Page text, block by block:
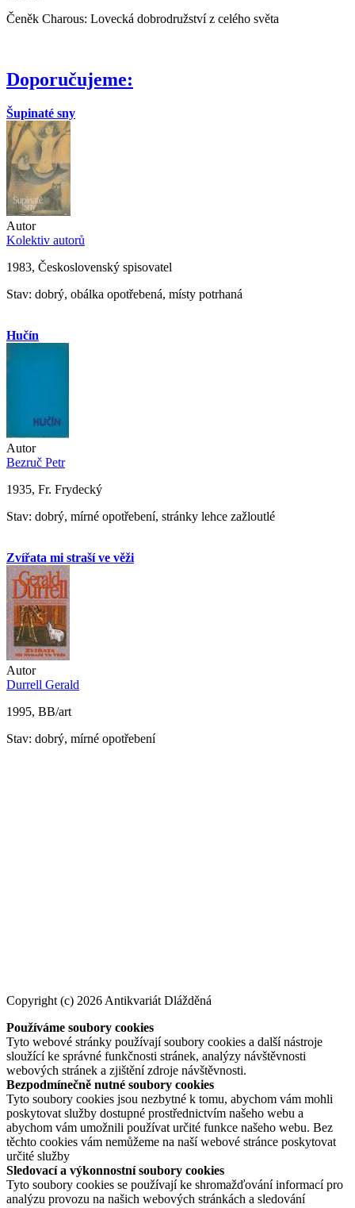
Čeněk Charous: Lovecká dobrodružství z celého světa
Doporučujeme:
Šupinaté sny
Autor
Kolektiv autorů
1983, Československý spisovatel
Stav: dobrý, obálka opotřebená, místy potrhaná
Hučín
Autor
Bezruč Petr
1935, Fr. Frydecký
Stav: dobrý, mírné opotřebení, stránky lehce zažloutlé
Zvířata mi straší ve věži
Autor
Durrell Gerald
1995, BB/art
Stav: dobrý, mírné opotřebení
Copyright (c) 2026 Antikvariát Dlážděná
Používáme soubory cookies
Tyto webové stránky používají soubory cookies a další nástroje
sloužící ke správné funkčnosti stránek, analýzy návštěvnosti
webových stránek a zjištění zdroje návštěvnosti.
Bezpodmínečně nutné soubory cookies
Tyto soubory cookies jsou nezbytné k tomu, abychom vám mohli
poskytovat služby dostupné prostřednictvím našeho webu a
abychom vám umožnili používat určité funkce našeho webu. Bez
těchto cookies vám nemůžeme na naší webové stránce poskytovat
určité služby
Sledovací a výkonnostní soubory cookies
Tyto soubory cookies se používají ke shromažďování informací pro
analýzu provozu na našich webových stránkách a sledování